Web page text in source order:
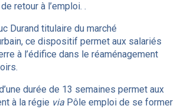
retour à l’emploi. .
Durand titulaire du marché
ce dispositif permet aux salariés
à l’édifice dans le réaménagement
durée de 13 semaines permet aux
à la régie via Pôle emploi de se former